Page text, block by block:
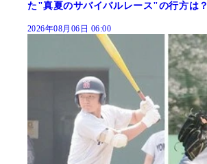
た"真夏のサバイバルレース"の行方は？
2026年08月06日 06:00